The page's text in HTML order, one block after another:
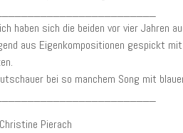
haben sich die beiden vor vier Jahren
aus Eigenkompositionen gespickt
bei so manchem Song mit
Pierach